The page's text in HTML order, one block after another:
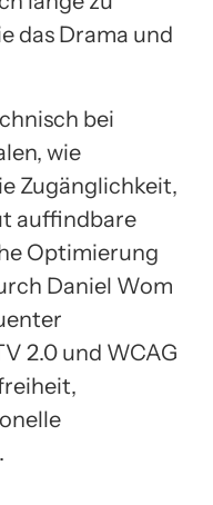
das Drama und
bei
wie
Zugänglichkeit,
auffindbare
Optimierung
Daniel Wom
2.0 und WCAG